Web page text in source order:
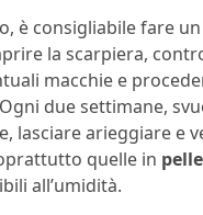
è consigliabile fare un
la scarpiera,
macchie e
due settimane,
lasciare arieggiare e
quelle in
all’umidità.